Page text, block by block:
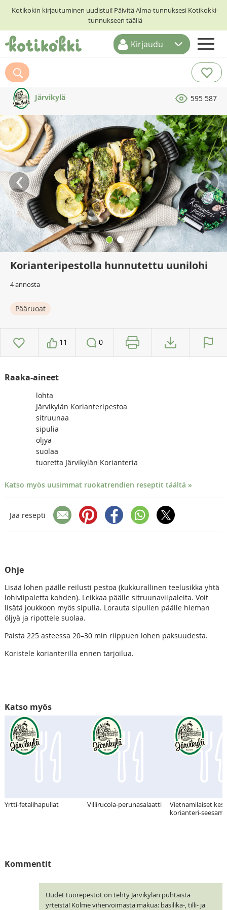
Kotikokin kirjautuminen uudistui! Päivitä Alma-tunnuksesi Kotikokki-
tunnukseen täällä
ETUSIVU
RESEPTIHAKU
RUOKATEEMAT
KESKUSTELUT
KOTIKOKIT
Kirjaudu
Järvikylä 595 587
‹ ›
Korianteripestolla hunnutettu uunilohi
4 annosta
Pääruoat
11 0
Raaka-aineet
lohta
Järvikylän Korianteripestoa
sitruunaa
sipulia
öljyä
suolaa
tuoretta Järvikylän Korianteria
Katso myös uusimmat ruokatrendien reseptit täältä »
Jaa resepti
Ohje
Lisää lohen päälle reilusti pestoa (kukkurallinen teelusikka yhtä
lohiviipaletta kohden). Leikkaa päälle sitruunaviipaleita. Voit
lisätä joukkoon myös sipulia. Lorauta sipulien päälle hieman
öljyä ja ripottele suolaa.
Paista 225 asteessa 20–30 min riippuen lohen paksuudesta.
Koristele korianterilla ennen tarjoilua.
Katso myös
Yrtti-fetalihapullat Villirucola-perunasalaatti
Vietnamilaiset
korianteri-
Kommentit
Uudet tuorepestot on tehty Järvikylän puhtaista
yrteistä! Kolme vihervoimasta makua: basilika-, tilli- ja